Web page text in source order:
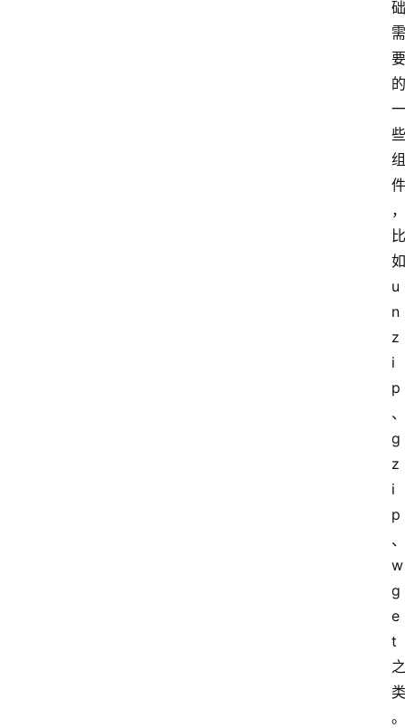
础
需
要
的
一
些
组
件
，
比
如
u
n
z
i
p
、
g
z
i
p
、
w
g
e
t
之
类
。